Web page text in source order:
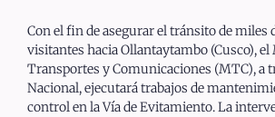
Con el fin de asegurar el tránsito de miles
visitantes hacia Ollantaytambo (Cusco),
Transportes y Comunicaciones (MTC), a
Nacional, ejecutará trabajos de
control en la Vía de Evitamiento. La